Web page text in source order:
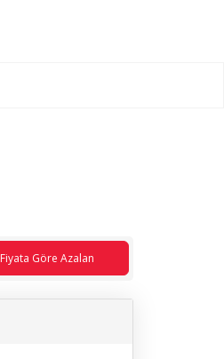
Fiyata Göre Azalan